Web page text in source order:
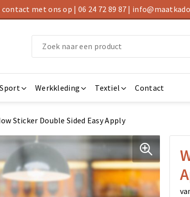
met ons op | 06 24 72 89 87 |
Sport Werkkleding Textiel Contact
Sticker Double Sided Easy Apply